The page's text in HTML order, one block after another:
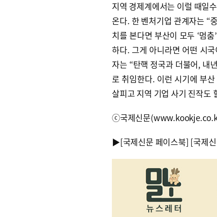
지역 경제계에서는 이럴 때일
온다. 한 벤처기업 관계자는 “
치를 본다면 부산이 모두 ‘멈
하다. 그게 아니라면 어떤 시
자는 “탄핵 정국과 더불어, 내
로 취임한다. 이런 시기에 부
살피고 지역 기업 사기 진작도
ⓒ국제신문
▶[국제신문 페이스북] [국제